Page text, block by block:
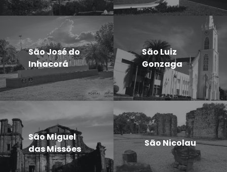
São José do
Inhacorá
São Luiz
Gonzaga
São Miguel
das Missões
São Nicolau